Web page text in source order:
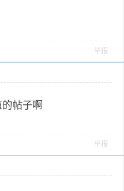
举报
帖子啊
举报